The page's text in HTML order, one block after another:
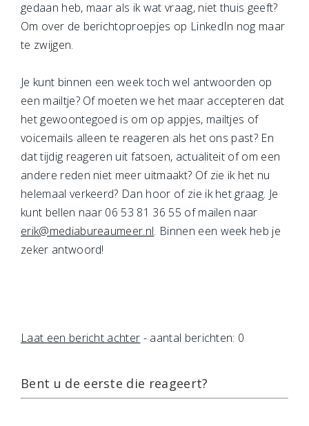
gedaan heb, maar als ik wat vraag, niet thuis geeft?
Om over de berichtoproepjes op LinkedIn nog maar
te zwijgen.
Je kunt binnen een week toch wel antwoorden op
een mailtje? Of moeten we het maar accepteren dat
het gewoontegoed is om op appjes, mailtjes of
voicemails alleen te reageren als het ons past? En
dat tijdig reageren uit fatsoen, actualiteit of om een
andere reden niet meer uitmaakt? Of zie ik het nu
helemaal verkeerd? Dan hoor of zie ik het graag. Je
kunt bellen naar 06 53 81 36 55 of mailen naar
erik@mediabureaumeer.nl. Binnen een week heb je
zeker antwoord!
Laat een bericht achter - aantal berichten: 0
Bent u de eerste die reageert?